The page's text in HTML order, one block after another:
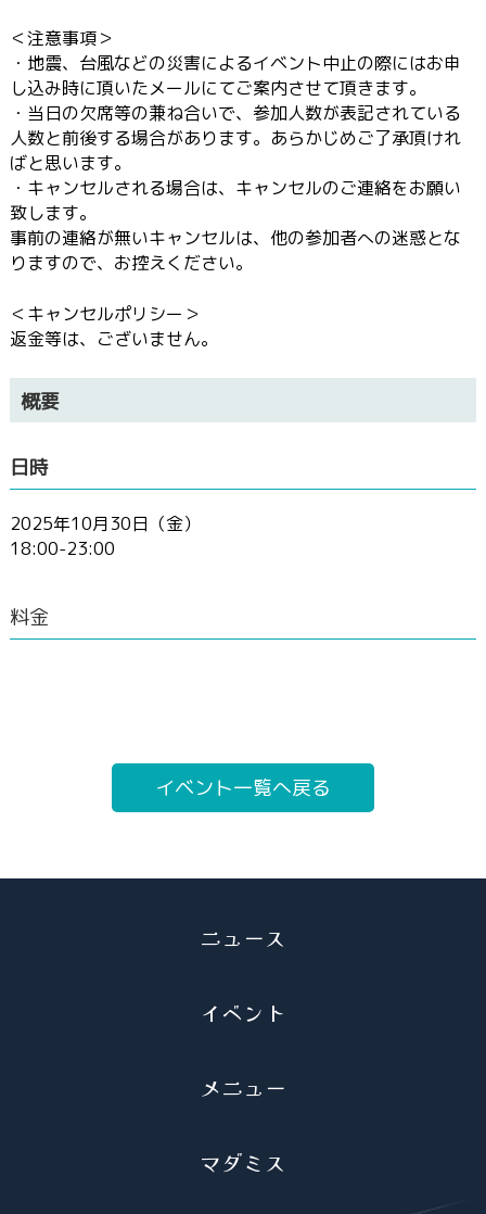
＜注意事項＞
・地震、台風などの災害によるイベント中止の際にはお申
し込み時に頂いたメールにてご案内させて頂きます。
・当日の欠席等の兼ね合いで、参加人数が表記されている
人数と前後する場合があります。あらかじめご了承頂けれ
ばと思います。
・キャンセルされる場合は、キャンセルのご連絡をお願い
致します。
事前の連絡が無いキャンセルは、他の参加者への迷惑とな
りますので、お控えください。
＜キャンセルポリシー＞
返金等は、ございません。
概要
日時
2025年10月30日（金）
18:00-23:00
料金
イベント一覧へ戻る
ニュース
イベント
メニュー
マダミス